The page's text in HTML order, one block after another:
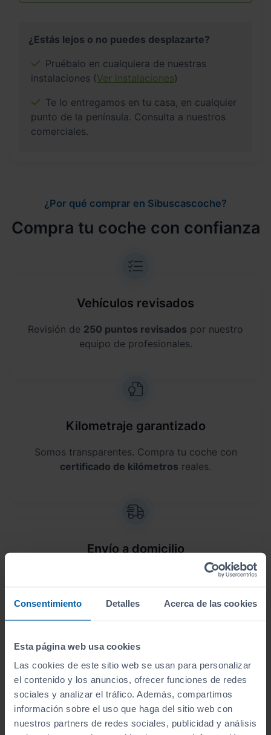
Consentimiento Detalles Acerca de las cookies
Esta página web usa cookies
Las cookies de este sitio web se usan para personalizar
el contenido y los anuncios, ofrecer funciones de redes
sociales y analizar el tráfico. Además, compartimos
información sobre el uso que haga del sitio web con
nuestros partners de redes sociales, publicidad y análisis
¿Estás lejos o no puedes desplazarte?
Pruébalo en cualquiera de nuestras
instalaciones (Ver instalaciones)
Te lo entregamos en tu casa, en cualquier
punto de la península. Consulta a nuestros
comerciales.
¿Por qué comprar en Sibuscascoche?
Compra tu coche con confianza
Vehículos revisados
Revisión de 250 puntos revisados por nuestro
equipo de profesionales.
Kilometraje garantizado
Somos transparentes. Compra tu coche con
certificado de kilómetros reales.
Envío a domicilio
te lo llevamos a casa. Antes
de lo que crees, lo tendrás en tus manos.
Aceptamos tu coche como parte del
pago
Te ofrecemos lastasaciones más competitivas
del mercado.